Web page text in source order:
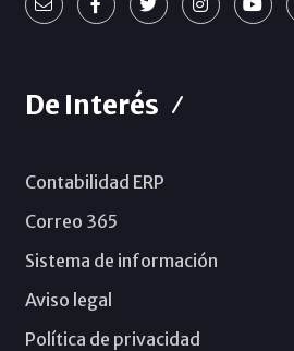
De Interés
Contabilidad ERP
Correo 365
Sistema de información
Aviso legal
Política de privacidad